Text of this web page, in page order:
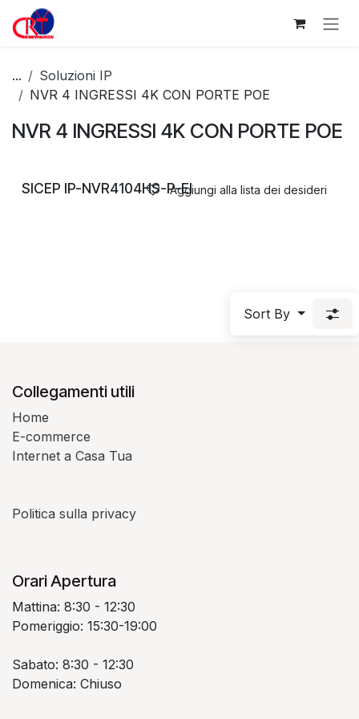
Passa al contenuto
...
Soluzioni IP
NVR 4 INGRESSI 4K CON PORTE POE
NVR 4 INGRESSI 4K CON PORTE POE
SICEP IP-NVR4104HS-P-EIAggiungi alla lista dei desideri
Sort By
Collegamenti utili
Home
E-commerce
Internet a Casa Tua
Politica sulla privacy
Orari Apertura
Mattina: 8:30 - 12:30
Pomeriggio: 15:30-19:00
Sabato: 8:30 - 12:30
Domenica: Chiuso